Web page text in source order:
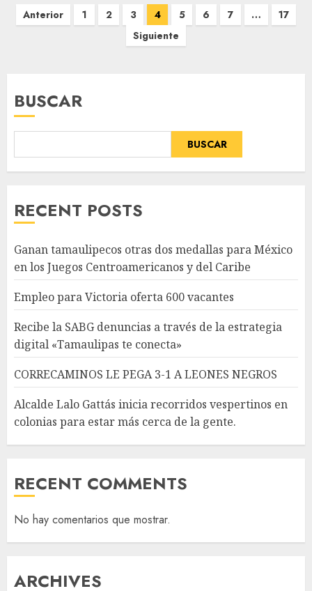
Paginación
Anterior 1 2 3 4 5 6 7 …
17
Siguiente
BUSCAR
BUSCAR
RECENT POSTS
Ganan tamaulipecos otras dos medallas para México
en los Juegos Centroamericanos y del Caribe
Empleo para Victoria oferta 600 vacantes
Recibe la SABG denuncias a través de la estrategia
digital «Tamaulipas te conecta»
CORRECAMINOS LE PEGA 3-1 A LEONES NEGROS
Alcalde Lalo Gattás inicia recorridos vespertinos en
colonias para estar más cerca de la gente.
RECENT COMMENTS
No hay comentarios que mostrar.
ARCHIVES